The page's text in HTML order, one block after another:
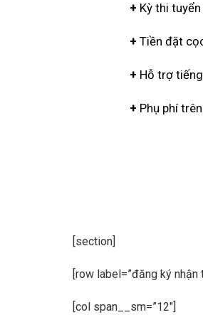
+ Kỳ thi tuyển
+ Tiền đặt
+ Hỗ trợ
+ Phụ phí
[section]
[row label=”đăng ký nhận
[col span__sm=”12″]